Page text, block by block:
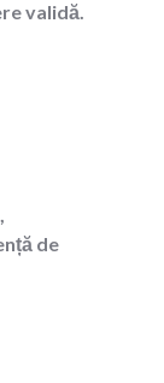
validă.
de